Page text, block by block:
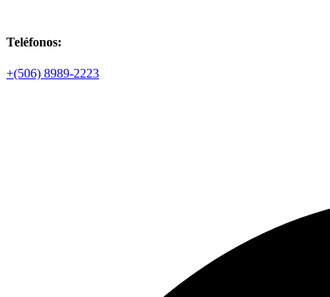
Teléfonos:
+(506) 8989-2223